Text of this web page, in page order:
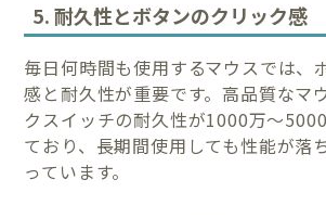
5. 耐久性とボタンのクリック感
毎日何時間も使用するマウスでは、
感と耐久性が重要です。高品質なマ
クスイッチの耐久性が1000万〜
ており、長期間使用しても性能が落
っています。